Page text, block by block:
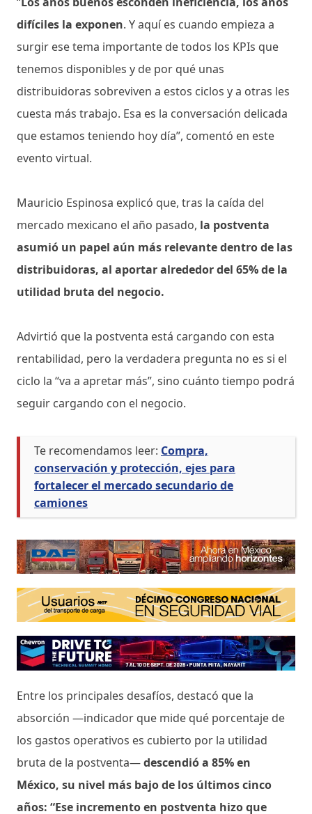
difíciles la exponen. Y aquí es cuando empieza a
surgir ese tema importante de todos los KPIs que
tenemos disponibles y de por qué unas
distribuidoras sobreviven a estos ciclos y a otras les
cuesta más trabajo. Esa es la conversación delicada
que estamos teniendo hoy día”, comentó en este
evento virtual.
Mauricio Espinosa explicó que, tras la caída del
mercado mexicano el año pasado, la postventa
asumió un papel aún más relevante dentro de las
distribuidoras, al aportar alrededor del 65% de la
utilidad bruta del negocio.
Advirtió que la postventa está cargando con esta
rentabilidad, pero la verdadera pregunta no es si el
ciclo la “va a apretar más”, sino cuánto tiempo podrá
seguir cargando con el negocio.
Te recomendamos leer: Compra,
conservación y protección, ejes para
fortalecer el mercado secundario de
camiones
Entre los principales desafíos, destacó que la
absorción —indicador que mide qué porcentaje de
los gastos operativos es cubierto por la utilidad
bruta de la postventa—descendió a 85% en
México, su nivel más bajo de los últimos cinco
años: “Ese incremento en postventa hizo que